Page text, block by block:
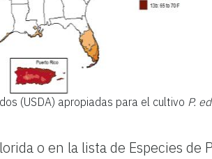
(USDA) apropiadas para el cultivo P.
o en la lista de Especies de